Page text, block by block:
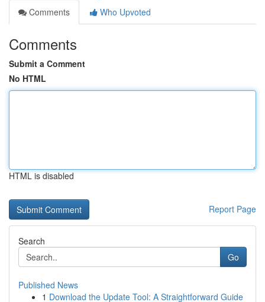
Comments
Who Upvoted
Comments
Submit a Comment
No HTML
HTML is disabled
Report Page
Search
Go
Published News
1 Download the Update Tool: A Straightforward Guide